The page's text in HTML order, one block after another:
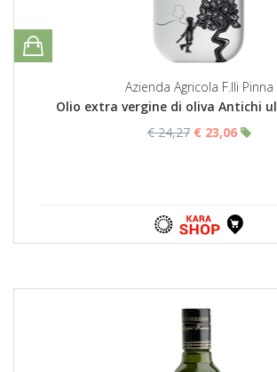
Azienda Agricola F.lli Pinna
Olio extra vergine di oliva Antichi
€ 24,27 € 23,06